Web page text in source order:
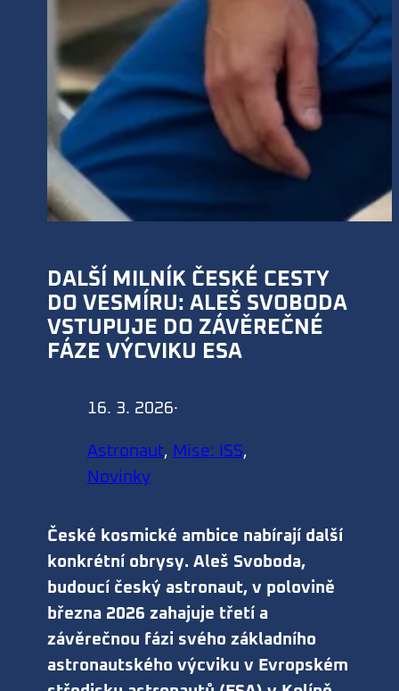
DALŠÍ MILNÍK ČESKÉ CESTY
DO VESMÍRU: ALEŠ SVOBODA
VSTUPUJE DO ZÁVĚREČNÉ
FÁZE VÝCVIKU ESA
16. 3. 2026·
Astronaut, Mise: ISS
Novinky
České kosmické ambice nabírají další
konkrétní obrysy. Aleš Svoboda,
budoucí český astronaut, v polovině
března 2026 zahajuje třetí a
závěrečnou fázi svého základního
astronautského výcviku v Evropském